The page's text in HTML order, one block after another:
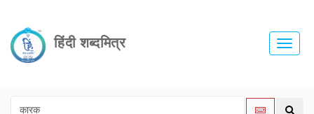
हिंदी शब्दमित्र